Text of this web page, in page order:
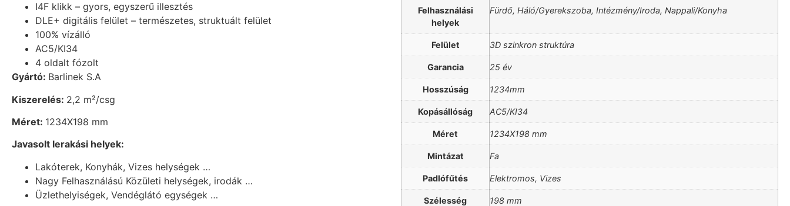
I4F klikk – gyors, egyszerű illesztés
DLE+ digitális felület – természetes, struktuált felület
100% vízálló
AC5/KI34
4 oldalt fózolt
Gyártó: Barlinek S.A
Kiszerelés: 2,2 m²/csg
Méret: 1234X198 mm
Javasolt lerakási helyek:
Lakóterek, Konyhák, Vizes helységek …
Nagy Felhasználású Közületi helységek, irodák …
Üzlethelyiségek, Vendéglátó egységek …
Felhasználási
helyek
Fürdő, Háló/Gyerekszoba, Intézmény/Iroda, Nappali/Konyha
Felület 3D szinkron struktúra
Garancia 25 év
Hosszúság 1234mm
Kopásállóság AC5/KI34
Méret 1234X198 mm
Mintázat Fa
Padlófűtés Elektromos, Vizes
Szélesség 198 mm